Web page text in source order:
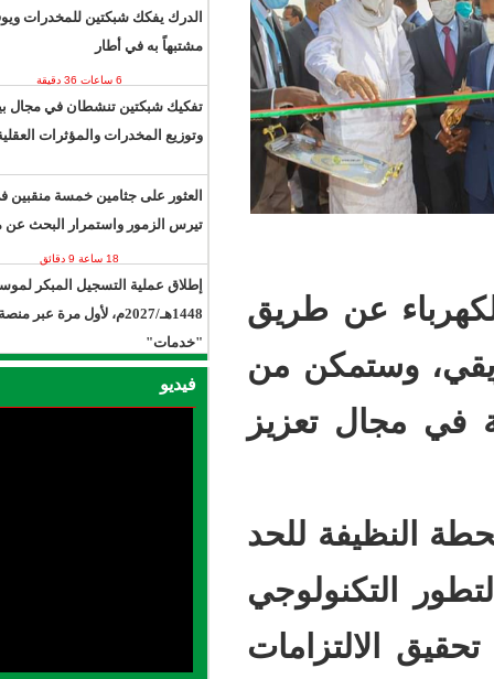
طريق
وستمكن من
تعزيز
للحد
الدرك يفكك شبكتين للمخدرات ويوقف 13
مشتبهاً به في أطار
6 ساعات 36 دقيقة
تفكيك شبكتين تنشطان في مجال بيع
وتوزيع المخدرات والمؤثرات العقلية.
18 ساعة 3 دقائق
العثور على جثامين خمسة منقبين في
تيرس الزمور واستمرار البحث عن مفقود
إطلاق عملية التسجيل المبكر لموسم حج
1448هـ/2027م، لأول مرة عبر منصة
يوم واحد 40 دقيقة
فيديو